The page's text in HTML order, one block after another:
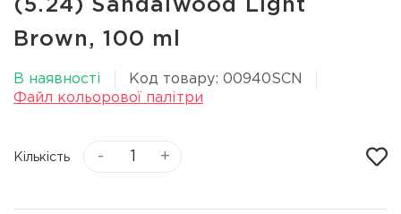
(5.24) Sandalwood Light
Вrown, 100 ml
В наявності
Код товару: 00940SCN
Файл кольорової палітри
Кількість - +